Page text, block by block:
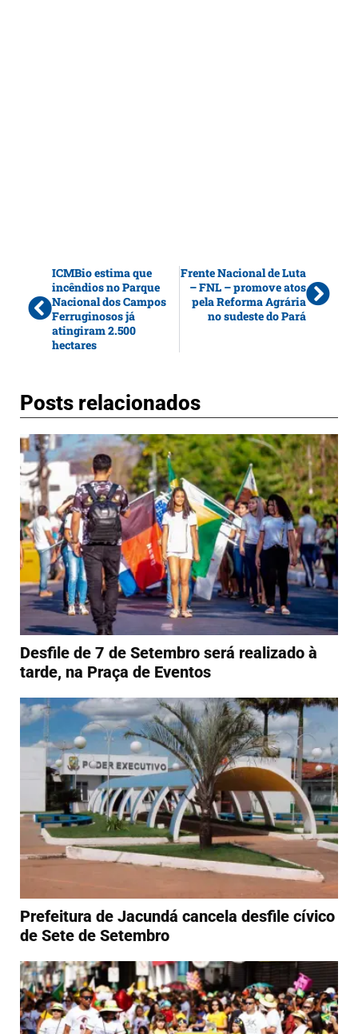
ICMBio estima que
incêndios no Parque
Nacional dos Campos
Ferruginosos já
atingiram 2.500
hectares
Frente Nacional de Luta
– FNL – promove atos
pela Reforma Agrária
no sudeste do Pará
Posts relacionados
Desfile de 7 de Setembro será realizado à
tarde, na Praça de Eventos
Prefeitura de Jacundá cancela desfile cívico
de Sete de Setembro